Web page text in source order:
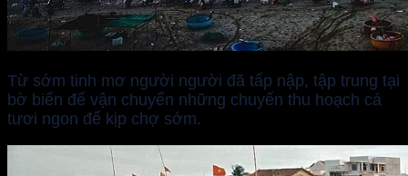
Từ sớm tinh mơ người người đã tấp nập, tập trung tại
bờ biển để vận chuyển những chuyến thu hoạch cá
tươi ngon để kịp chợ sớm.